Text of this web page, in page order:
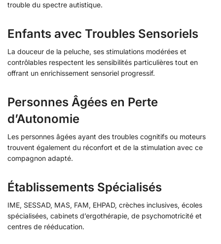
trouble du spectre autistique.
Enfants avec Troubles Sensoriels
La douceur de la peluche, ses stimulations modérées et
contrôlables respectent les sensibilités particulières tout en
offrant un enrichissement sensoriel progressif.
Personnes Âgées en Perte
d’Autonomie
Les personnes âgées ayant des troubles cognitifs ou moteurs
trouvent également du réconfort et de la stimulation avec ce
compagnon adapté.
Établissements Spécialisés
IME, SESSAD, MAS, FAM, EHPAD, crèches inclusives, écoles
spécialisées, cabinets d’ergothérapie, de psychomotricité et
centres de rééducation.